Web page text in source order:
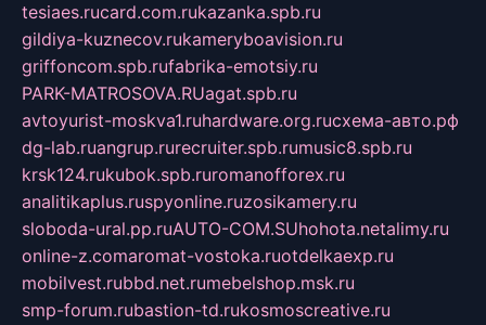
tesiaes.rucard.com.rukazanka.spb.ru
gildiya-kuznecov.rukameryboavision.ru
griffoncom.spb.rufabrika-emotsiy.ru
PARK-MATROSOVA.RUagat.spb.ru
avtoyurist-moskva1.ruhardware.org.ruсхема-авто.рф
dg-lab.ruangrup.rurecruiter.spb.rumusic8.spb.ru
krsk124.rukubok.spb.ruromanofforex.ru
analitikaplus.ruspyonline.ruzosikamery.ru
sloboda-ural.pp.ruAUTO-COM.SUhohota.netalimy.ru
online-z.comaromat-vostoka.ruotdelkaexp.ru
mobilvest.rubbd.net.rumebelshop.msk.ru
smp-forum.rubastion-td.rukosmoscreative.ru